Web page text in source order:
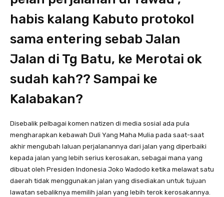
habis kalang Kabuto protokol
sama entering sebab Jalan
Jalan di Tg Batu, ke Merotai ok
sudah kah?? Sampai ke
Kalabakan?
Disebalik pelbagai komen natizen di media sosial ada pula
mengharapkan kebawah Duli Yang Maha Mulia pada saat-saat
akhir mengubah laluan perjalanannya dari jalan yang diperbaiki
kepada jalan yang lebih serius kerosakan, sebagai mana yang
dibuat oleh Presiden Indonesia Joko Wadodo ketika melawat satu
daerah tidak menggunakan jalan yang disediakan untuk tujuan
lawatan sebaliknya memilih jalan yang lebih terok kerosakannya.